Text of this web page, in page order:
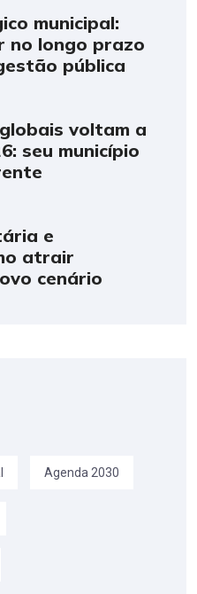
municipal:
no longo prazo
pública
voltam a
seu município
e
atrair
cenário
Agenda 2030